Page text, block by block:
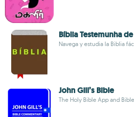
Bíblia Testemunha
Navega y estudia la Biblia
John Gill’s Bible
The Holy Bible App and